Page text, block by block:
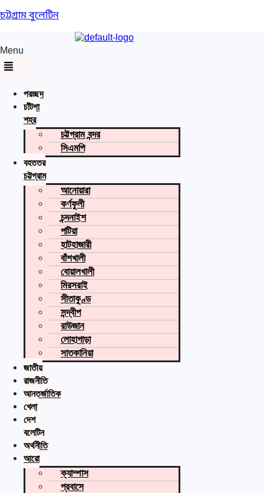
চট্টগ্রাম বুলেটিন
Menu
প্রচ্ছদ
চাঁটগা
শহর
চট্টগ্রাম বন্দর
সিএমপি
বৃহত্তর
চট্টগ্রাম
আনোয়ারা
কর্ণফুলী
চন্দনাইশ
পটিয়া
হাটহাজারী
বাঁশখালী
বোয়ালখালী
মিরসরাই
সীতাকুণ্ড
সন্দ্বীপ
রাউজান
লোহাগাড়া
সাতকানিয়া
জাতীয়
রাজনীতি
আন্তর্জাতিক
খেলা
দেশ
বুলেটিন
অর্থনীতি
আরো
ক্যাম্পাস
প্রবাসে